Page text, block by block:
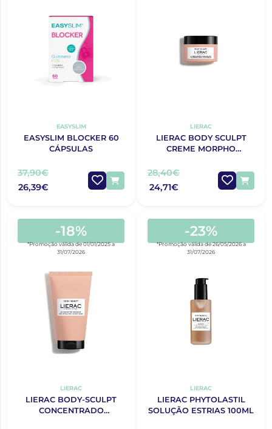
EASYSLIM
EASYSLIM BLOCKER 60
CÁPSULAS
37,90€
26,39€
LIERAC
LIERAC BODY SCULPT
CREME MORPHO
28,40€
24,71€
-18%
*Promoção válida de 01/01/2025 a
31/07/2026
LIERAC
LIERAC BODY-SCULPT
CONCENTRADO
-23%
*Promoção válida de 26/05/2026 a
31/07/2026
LIERAC
LIERAC PHYTOLASTIL
SOLUÇÃO ESTRIAS 100ML